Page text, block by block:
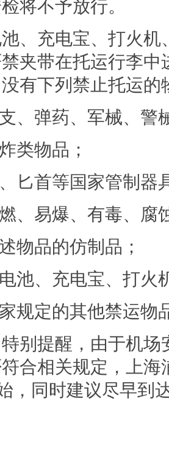
将不予放行。
充电宝、打火机
夹带在托运行李
有下列禁止托运的
弹药、军械、警
物品；
首等国家管制器
易爆、有毒、腐
品的仿制品；
、充电宝、打火
定的其他禁运物
提醒，由于机场
合相关规定，上
，同时建议尽早到